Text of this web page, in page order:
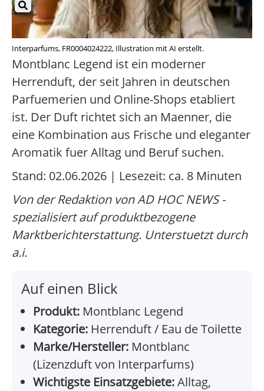
Interparfums, FR0004024222, Illustration mit AI erstellt.
Montblanc Legend ist ein moderner
Herrenduft, der seit Jahren in deutschen
Parfuemerien und Online-Shops etabliert
ist. Der Duft richtet sich an Maenner, die
eine Kombination aus Frische und eleganter
Aromatik fuer Alltag und Beruf suchen.
Stand: 02.06.2026 | Lesezeit: ca. 8 Minuten
Von der Redaktion von AD HOC NEWS -
spezialisiert auf produktbezogene
Marktberichterstattung. Unterstuetzt durch
a.i.
Auf einen Blick
Produkt: Montblanc Legend
Kategorie: Herrenduft / Eau de Toilette
Marke/Hersteller: Montblanc
(Lizenzduft von Interparfums)
Wichtigste Einsatzgebiete:Alltag,